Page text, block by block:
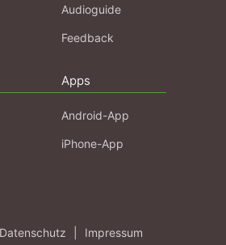
Audioguide
Feedback
Apps
Android-App
iPhone-App
Datenschutz Impressum